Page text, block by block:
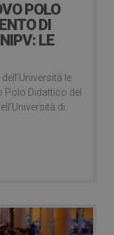
POLO
DI
LE
le
Polo Didattico del
di